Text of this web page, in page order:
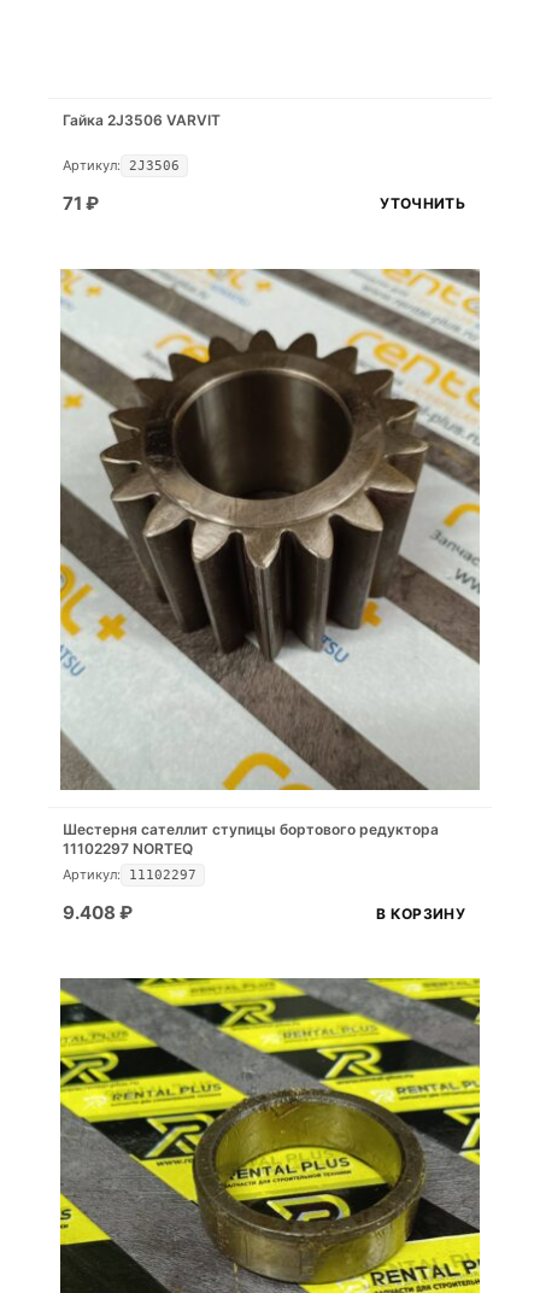
Гайка 2J3506 VARVIT
Артикул: 2J3506
71 ₽ УТОЧНИТЬ
Шестерня сателлит ступицы бортового редуктора
11102297 NORTEQ
Артикул: 11102297
9.408 ₽ В КОРЗИНУ